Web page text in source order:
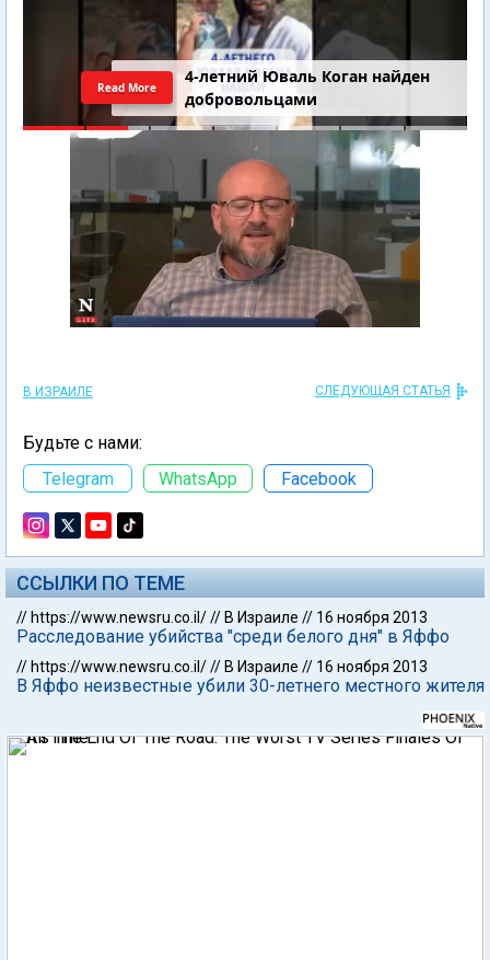
4-летний Юваль Коган найден
добровольцами
Read More
В ИЗРАИЛЕ СЛЕДУЮЩАЯ СТАТЬЯ
Будьте с нами:
Telegram
WhatsApp Facebook
ССЫЛКИ ПО ТЕМЕ
// https://www.newsru.co.il/// В Израиле // 16 ноября 2013
Расследование убийства "среди белого дня" в Яффо
// https://www.newsru.co.il/// В Израиле // 16 ноября 2013
В Яффо неизвестные убили 30-летнего местного жителя